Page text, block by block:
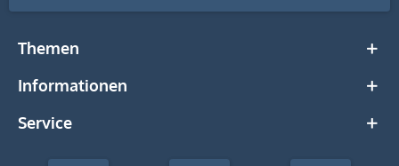
Themen
Informationen
Service
stempel-